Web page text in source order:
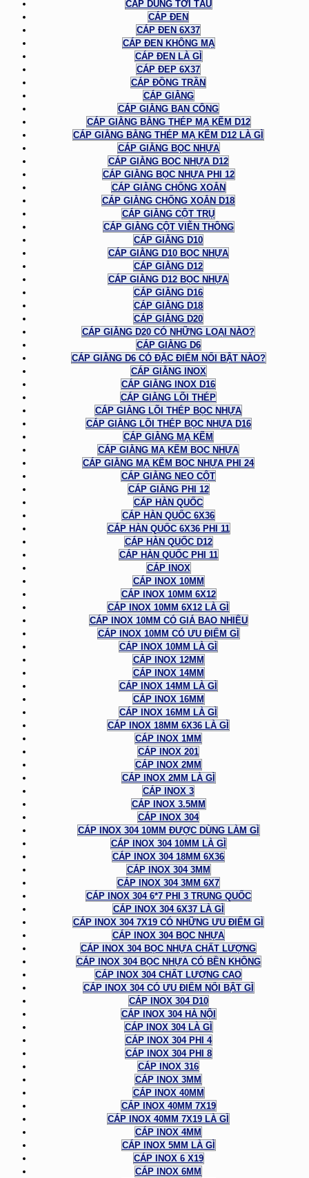
CÁP DÙNG TỜI TÀU
CÁP ĐEN
CÁP ĐEN 6X37
CÁP ĐEN KHÔNG MẠ
CÁP ĐEN LÀ GÌ
CÁP ĐEP 6X37
CÁP ĐỒNG TRẦN
CÁP GIẰNG
CÁP GIẰNG BAN CÔNG
CÁP GIẰNG BẰNG THÉP MẠ KẼM D12
CÁP GIẰNG BẰNG THÉP MẠ KẼM D12 LÀ GÌ
CÁP GIẰNG BỌC NHỰA
CÁP GIẰNG BỌC NHỰA D12
CÁP GIẰNG BỌC NHỰA PHI 12
CÁP GIẰNG CHỐNG XOẮN
CÁP GIẰNG CHỐNG XOẮN D18
CÁP GIẰNG CỘT TRỤ
CÁP GIẰNG CỘT VIỄN THÔNG
CÁP GIẰNG D10
CÁP GIẰNG D10 BỌC NHỰA
CÁP GIẰNG D12
CÁP GIẰNG D12 BỌC NHỰA
CÁP GIẰNG D16
CÁP GIẰNG D18
CÁP GIẰNG D20
CÁP GIẰNG D20 CÓ NHỮNG LOẠI NÀO?
CÁP GIẰNG D6
CÁP GIẰNG D6 CÓ ĐẶC ĐIỂM NỔI BẬT NÀO?
CÁP GIẰNG INOX
CÁP GIẰNG INOX D16
CÁP GIẰNG LÕI THÉP
CÁP GIẰNG LÕI THÉP BỌC NHỰA
CÁP GIẰNG LÕI THÉP BỌC NHỰA D16
CÁP GIẰNG MẠ KẼM
CÁP GIẰNG MẠ KẼM BỌC NHỰA
CÁP GIẰNG MẠ KẼM BỌC NHỰA PHI 24
CÁP GIẰNG NEO CỘT
CÁP GIẰNG PHI 12
CÁP HÀN QUỐC
CÁP HÀN QUỐC 6X36
CÁP HÀN QUỐC 6X36 PHI 11
CÁP HÀN QUỐC D12
CÁP HÀN QUỐC PHI 11
CÁP INOX
CÁP INOX 10MM
CÁP INOX 10MM 6X12
CÁP INOX 10MM 6X12 LÀ GÌ
CÁP INOX 10MM CÓ GIÁ BAO NHIÊU
CÁP INOX 10MM CÓ ƯU ĐIỂM GÌ
CÁP INOX 10MM LÀ GÌ
CÁP INOX 12MM
CÁP INOX 14MM
CÁP INOX 14MM LÀ GÌ
CÁP INOX 16MM
CÁP INOX 16MM LÀ GÌ
CÁP INOX 18MM 6X36 LÀ GÌ
CÁP INOX 1MM
CÁP INOX 201
CÁP INOX 2MM
CÁP INOX 2MM LÀ GÌ
CÁP INOX 3
CÁP INOX 3.5MM
CÁP INOX 304
CÁP INOX 304 10MM ĐƯỢC DÙNG LÀM GÌ
CÁP INOX 304 10MM LÀ GÌ
CÁP INOX 304 18MM 6X36
CÁP INOX 304 3MM
CÁP INOX 304 3MM 6X7
CÁP INOX 304 6*7 PHI 3 TRUNG QUỐC
CÁP INOX 304 6X37 LÀ GÌ
CÁP INOX 304 7X19 CÓ NHỮNG ƯU ĐIỂM GÌ
CÁP INOX 304 BỌC NHỰA
CÁP INOX 304 BỌC NHỰA CHẤT LƯỢNG
CÁP INOX 304 BỌC NHỰA CÓ BỀN KHÔNG
CÁP INOX 304 CHẤT LƯỢNG CAO
CÁP INOX 304 CÓ ƯU ĐIỂM NỔI BẬT GÌ
CÁP INOX 304 D10
CÁP INOX 304 HÀ NỘI
CÁP INOX 304 LÀ GÌ
CÁP INOX 304 PHI 4
CÁP INOX 304 PHI 8
CÁP INOX 316
CÁP INOX 3MM
CÁP INOX 40MM
CÁP INOX 40MM 7X19
CÁP INOX 40MM 7X19 LÀ GÌ
CÁP INOX 4MM
CÁP INOX 5MM LÀ GÌ
CÁP INOX 6 X19
CÁP INOX 6MM